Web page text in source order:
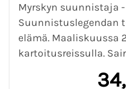
Myrskyn suunnistaja -
Suunnistuslegendan
elämä. Maaliskuussa
kartoitusreissulla.